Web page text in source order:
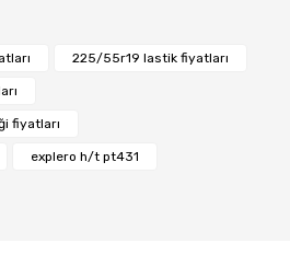
225/55r19 lastik fiyatları
fiyatları
explero h/t pt431